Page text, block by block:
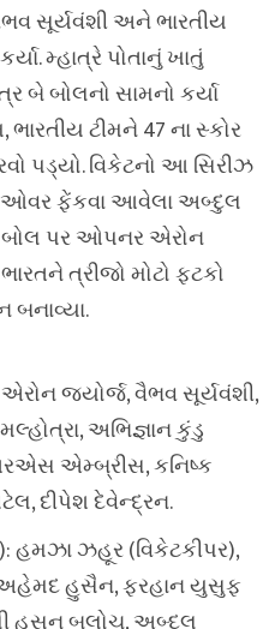
સૂર્યવંશી અને ભારતીય
મ્હાત્રે પોતાનું ખાતું
બે બોલનો સામનો કર્યા
ટીમને 47 ના સ્કોર
પડ્યો. વિકેટનો આ સિરીઝ
ઓવર ફેંકવા આવેલા અબ્દુલ
પર ઓપનર એરોન
ત્રીજો મોટો ફટકો
બનાવ્યા.
જ્યોર્જ, વૈભવ સૂર્યવંશી,
અભિજ્ઞાન કુંડુ
એમ્બ્રીસ, કનિષ્ક
દીપેશ દેવેન્દ્રન.
હમઝા ઝહૂર (વિકેટકીપર),
અહેમદ હુસૈન, ફરહાન યુસુફ